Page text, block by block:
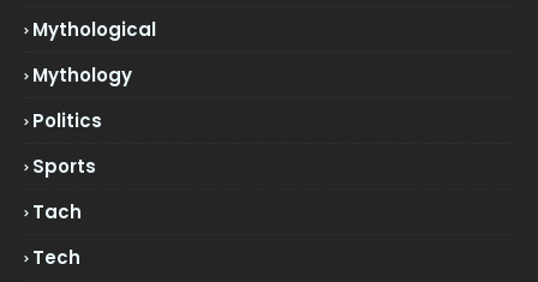
Mythological
Mythology
Politics
Sports
Tach
Tech